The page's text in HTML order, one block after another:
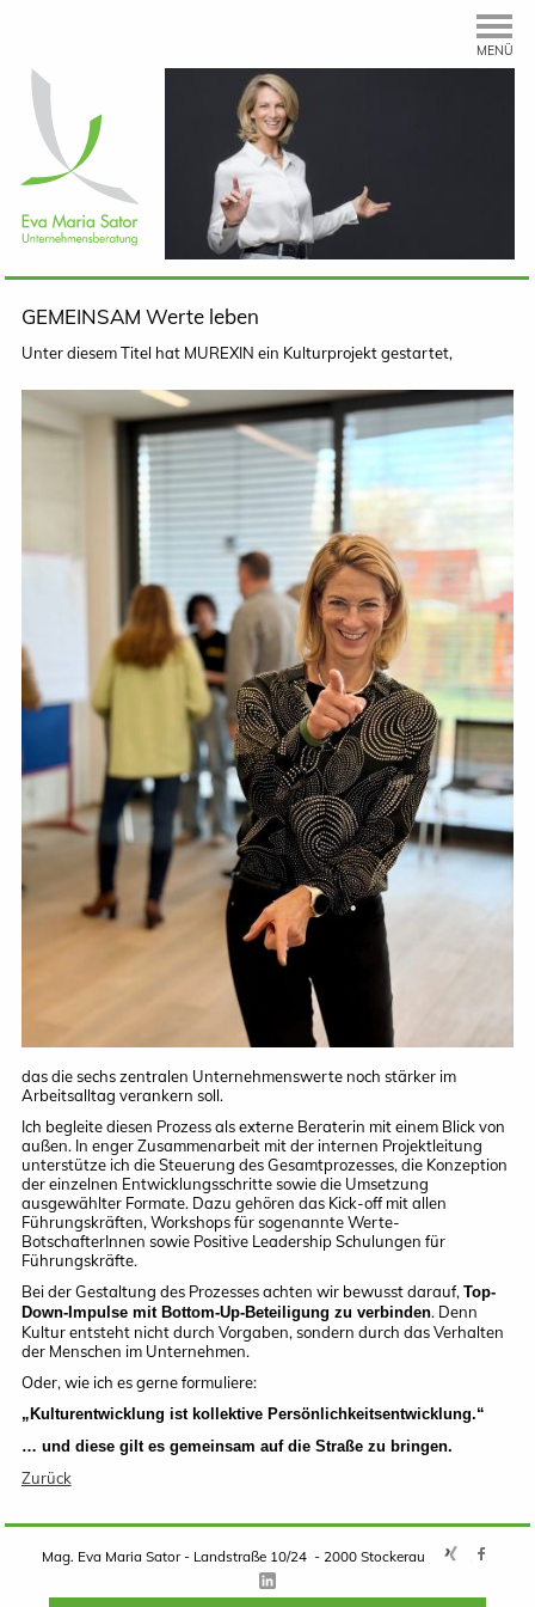
MENÜ
GEMEINSAM Werte leben
Unter diesem Titel hat MUREXIN ein Kulturprojekt gestartet,
das die sechs zentralen Unternehmenswerte noch stärker im
Arbeitsalltag verankern soll.
Ich begleite diesen Prozess als externe Beraterin mit einem Blick von
außen. In enger Zusammenarbeit mit der internen Projektleitung
unterstütze ich die Steuerung des Gesamtprozesses, die Konzeption
der einzelnen Entwicklungsschritte sowie die Umsetzung
ausgewählter Formate. Dazu gehören das Kick-off mit allen
Führungskräften, Workshops für sogenannte Werte-
BotschafterInnen sowie Positive Leadership Schulungen für
Führungskräfte.
Bei der Gestaltung des Prozesses achten wir bewusst darauf, Top-
Down-Impulse mit Bottom-Up-Beteiligung zu verbinden. Denn
Kultur entsteht nicht durch Vorgaben, sondern durch das Verhalten
der Menschen im Unternehmen.
Oder, wie ich es gerne formuliere:
„Kulturentwicklung ist kollektive Persönlichkeitsentwicklung.“
… und diese gilt es gemeinsam auf die Straße zu bringen.
Zurück
Mag. Eva Maria Sator - Landstraße 10/24 - 2000 Stockerau